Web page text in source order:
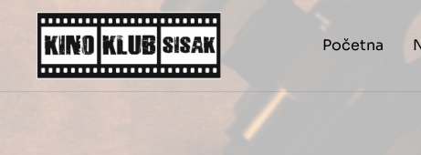
Početna